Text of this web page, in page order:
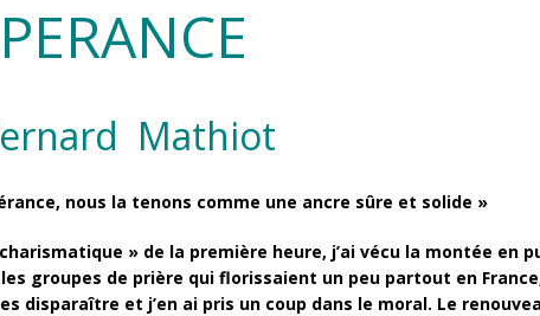
Mathiot
nous la tenons comme une ancre sûre et solide »
» de la première heure, j’ai vécu la montée en
les groupes de prière qui florissaient un peu partout en
disparaître et j’en ai pris un coup dans le moral. Le